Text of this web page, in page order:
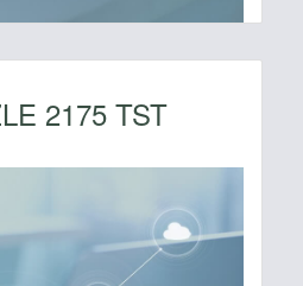
2175 TST